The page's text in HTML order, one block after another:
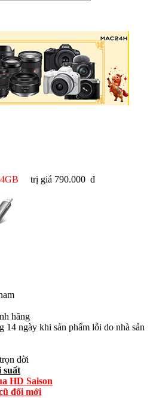
trị giá 790.000 đ
hãng
14 ngày khi sản phẩm lỗi do nhà sản
đời
suất
HD Saison
đổi mới